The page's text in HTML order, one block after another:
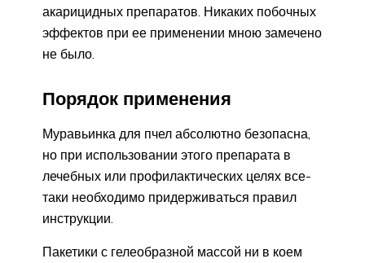
акарицидных препаратов. Никаких побочных
эффектов при ее применении мною замечено
не было.
Порядок применения
Муравьинка для пчел абсолютно безопасна,
но при использовании этого препарата в
лечебных или профилактических целях все-
таки необходимо придерживаться правил
инструкции.
Пакетики с гелеобразной массой ни в коем